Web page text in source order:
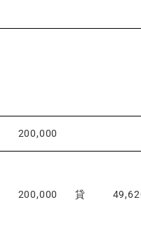
200,000
200,000 貸